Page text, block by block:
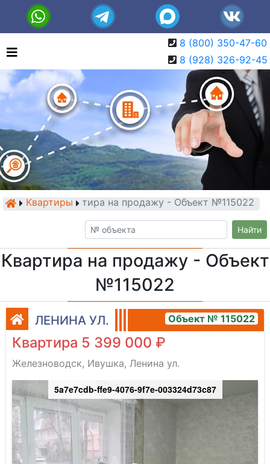
8 (800) 350-47-60
8 (928) 326-92-45
КвартирыКвартира на продажу - Объект №115022
Найти
Квартира на продажу - Объект
№115022
ЛЕНИНА УЛ. Объект № 115022
Квартира 5 399 000 ₽
Железноводск, Ивушка, Ленина ул.
5a7e7cdb-ffe9-4076-9f7e-003324d73c87